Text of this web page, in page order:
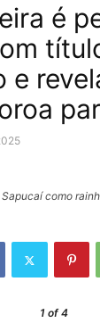
é
e
como
1 of 4